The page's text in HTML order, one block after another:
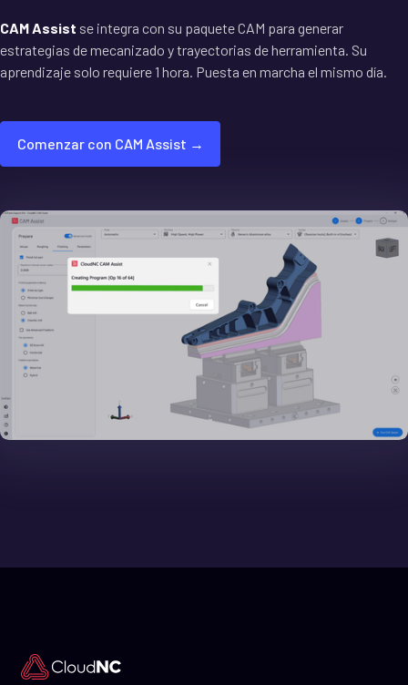
CAM Assist se integra con su paquete CAM para generar
estrategias de mecanizado y trayectorias de herramienta. Su
aprendizaje solo requiere 1 hora. Puesta en marcha el mismo día.
Comenzar con CAM Assist →